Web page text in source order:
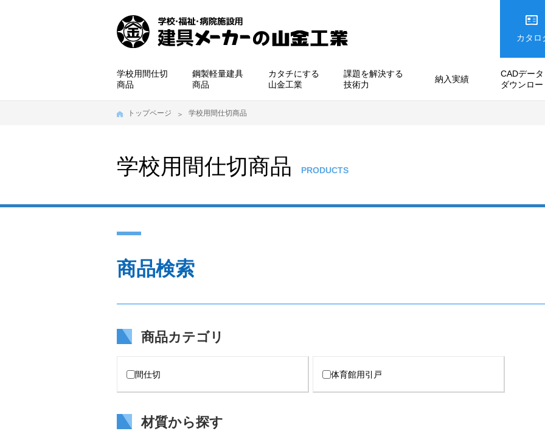
カタロ
学校用間仕切
商品
鋼製軽量建具
商品
カタチにする
山金工業
課題を解決する
技術力
納入実績
CADデータ
ダウンロ
トップページ 学校用間仕切商品
学校用間仕切商品 PRODUCTS
商品検索
商品カテゴリ
間仕切 体育館用引戸
材質から探す